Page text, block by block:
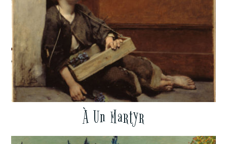
À Un Martyr